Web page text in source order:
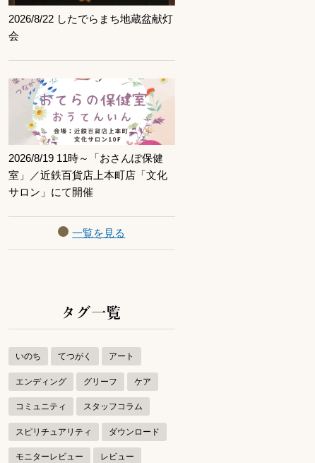
2026/8/22 したでらまち地蔵盆献灯
会
2026/8/19 11時～「おさんぽ保健
室」／近鉄百貨店上本町店「文化
サロン」にて開催
記事を読む
一覧を見る
タグ一覧
いのち てつがく アート
エンディング グリーフ ケア
コミュニティ スタッフコラム
スピリチュアリティ ダウンロード
モニターレビュー レビュー